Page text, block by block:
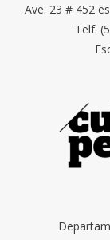
Ave. 23 # 452
Telf.